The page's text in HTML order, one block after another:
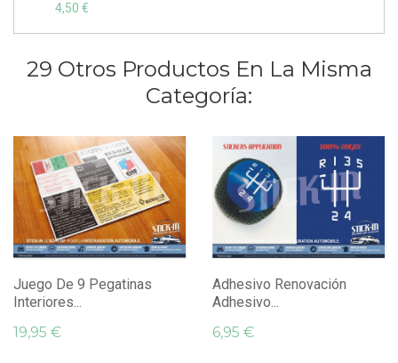
4,50 €
29 Otros Productos En La Misma
Categoría:
Juego De 9 Pegatinas
Interiores...
19,95 €
Adhesivo Renovación
Adhesivo...
6,95 €